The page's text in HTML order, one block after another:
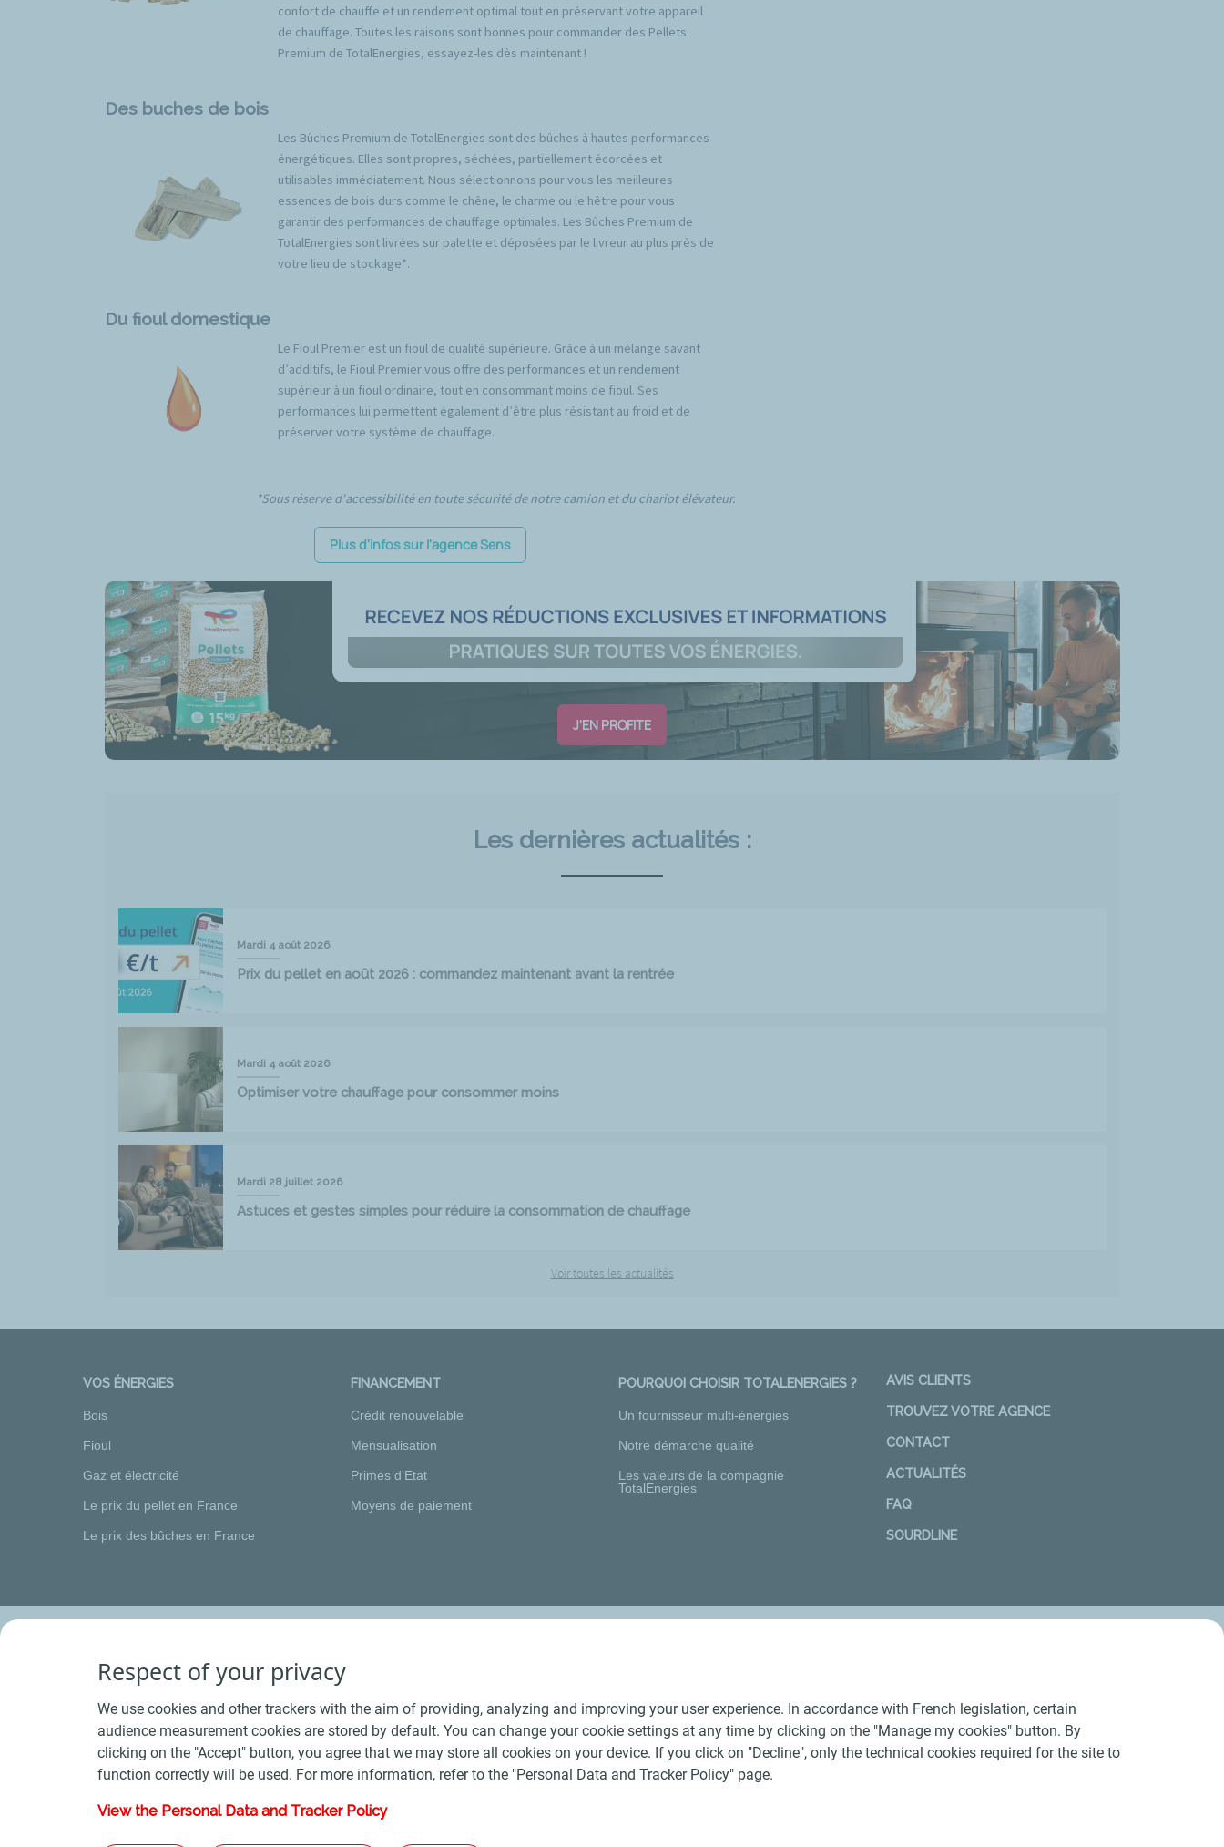
confort de chauffe et un rendement optimal tout en préservant votre appareil
de chauffage. Toutes les raisons sont bonnes pour commander des Pellets
Premium de TotalEnergies, essayez-les dès maintenant !
Des buches de bois
Les Bûches Premium de TotalEnergies sont des bûches à hautes performances
énergétiques. Elles sont propres, séchées, partiellement écorcées et
utilisables immédiatement. Nous sélectionnons pour vous les meilleures
essences de bois durs comme le chêne, le charme ou le hêtre pour vous
garantir des performances de chauffage optimales. Les Bûches Premium de
TotalEnergies sont livrées sur palette et déposées par le livreur au plus près de
votre lieu de stockage*.
Du fioul domestique
Le Fioul Premier est un fioul de qualité supérieure. Grâce à un mélange savant
d’additifs, le Fioul Premier vous offre des performances et un rendement
supérieur à un fioul ordinaire, tout en consommant moins de fioul. Ses
performances lui permettent également d’être plus résistant au froid et de
préserver votre système de chauffage.
*Sous réserve d'accessibilité en toute sécurité de notre camion et du chariot élévateur.
Plus d'infos sur l'agence Sens
J'EN PROFITE
Les dernières actualités :
Mardi 4 août 2026
Prix du pellet en août 2026 : commandez maintenant avant la rentrée
Mardi 4 août 2026
Optimiser votre chauffage pour consommer moins
Mardi 28 juillet 2026
Astuces et gestes simples pour réduire la consommation de chauffage
Voir toutes les actualités
VOS ÉNERGIES
Bois
Fioul
Gaz et électricité
Le prix du pellet en France
Le prix des bûches en France
FINANCEMENT
Crédit renouvelable
Mensualisation
Primes d'Etat
Moyens de paiement
POURQUOI CHOISIR TOTALENERGIES ?
Un fournisseur multi-énergies
Notre démarche qualité
Les valeurs de la compagnie
TotalEnergies
AVIS CLIENTS
TROUVEZ VOTRE AGENCE
CONTACT
ACTUALITÉS
FAQ
SOURDLINE
Conditions Générales de Vente Bois - Conditions Générales de Vente Produits Pétroliers
Respect of your privacy
We use cookies and other trackers with the aim of providing, analyzing and improving your user experience. In accordance with French legislation, certain
audience measurement cookies are stored by default. You can change your cookie settings at any time by clicking on the "Manage my cookies" button. By
clicking on the "Accept" button, you agree that we may store all cookies on your device. If you click on "Decline", only the technical cookies required for the site to
function correctly will be used. For more information, refer to the "Personal Data and Tracker Policy" page.
View the Personal Data and Tracker Policy